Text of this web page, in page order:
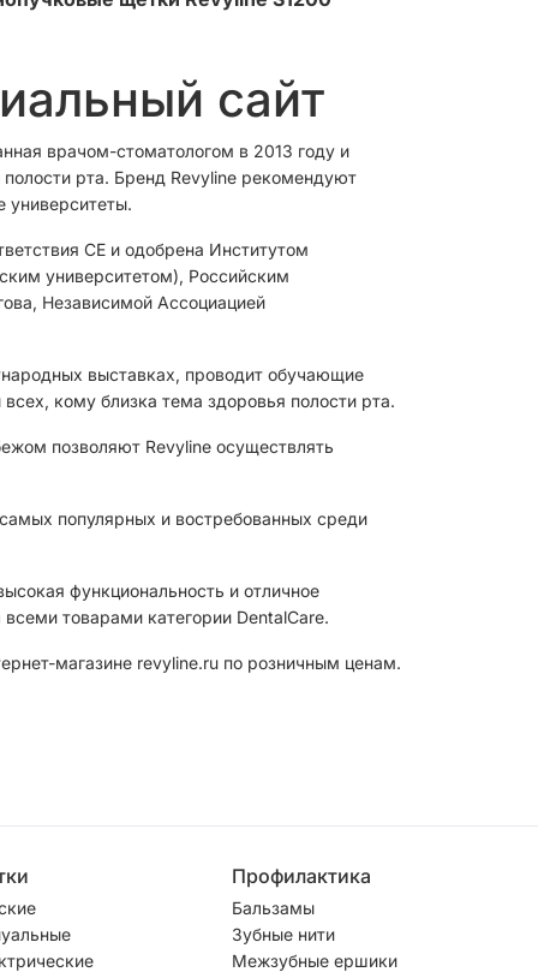
сайт
врачом-стоматологом в 2013 году и
рта. Бренд Revyline рекомендуют
университеты.
CЕ и одобрена Институтом
университетом), Российским
Независимой Ассоциацией
выставках, проводит обучающие
кому близка тема здоровья полости рта.
позволяют Revyline осуществлять
популярных и востребованных среди
функциональность и отличное
товарами категории DentalCare.
магазине revyline.ru по розничным ценам.
Профилактика
Бальзамы
Зубные нити
Межзубные ершики